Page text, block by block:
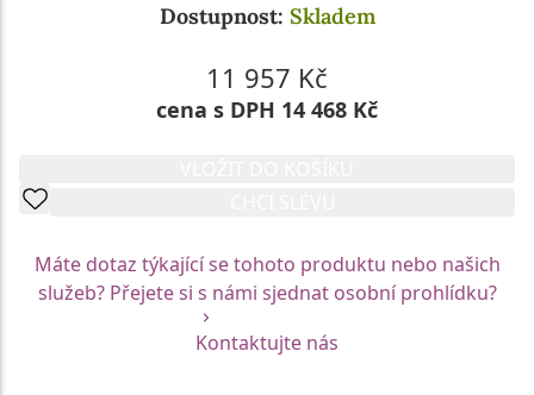
Dostupnost: Skladem
11 957 Kč
cena s DPH 14 468 Kč
Máte dotaz týkající se tohoto produktu nebo našich
služeb? Přejete si s námi sjednat osobní prohlídku?
Kontaktujte nás